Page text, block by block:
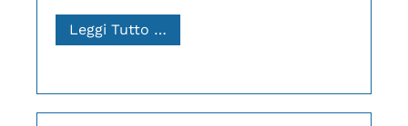
Leggi Tutto …